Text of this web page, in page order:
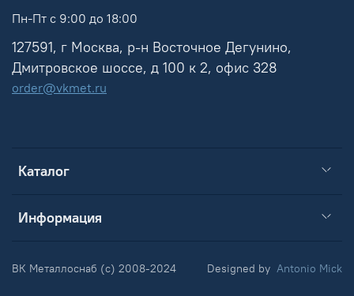
Каталог
Информация
Пн-Пт с 9:00 до 18:00
127591, г Москва, р-н Восточное Дегунино,
Дмитровское шоссе, д 100 к 2, офис 328
order@vkmet.ru
ВК Металлоснаб (c) 2008-2024 Designed by Antonio Mick